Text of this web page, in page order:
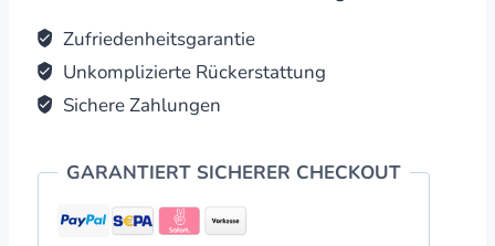
transparent
silber
quantity
Zufriedenheitsgarantie
Unkomplizierte Rückerstattung
Sichere Zahlungen
GARANTIERT SICHERER CHECKOUT